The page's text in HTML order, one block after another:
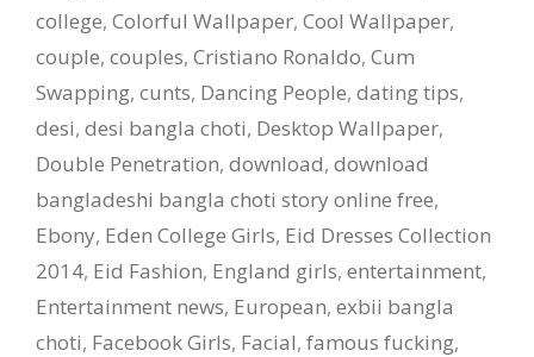
college, Colorful Wallpaper, Cool Wallpaper,
couple, couples, Cristiano Ronaldo, Cum
Swapping, cunts, Dancing People, dating tips,
desi, desi bangla choti, Desktop Wallpaper,
Double Penetration, download, download
bangladeshi bangla choti story online free,
Ebony, Eden College Girls, Eid Dresses Collection
2014, Eid Fashion, England girls, entertainment,
Entertainment news, European, exbii bangla
choti, Facebook Girls, Facial, famous fucking,